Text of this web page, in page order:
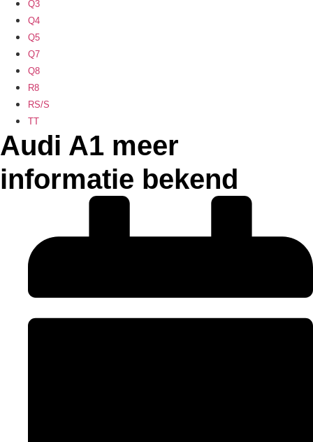
Q3
Q4
Q5
Q7
Q8
R8
RS/S
TT
Audi A1 meer
informatie bekend